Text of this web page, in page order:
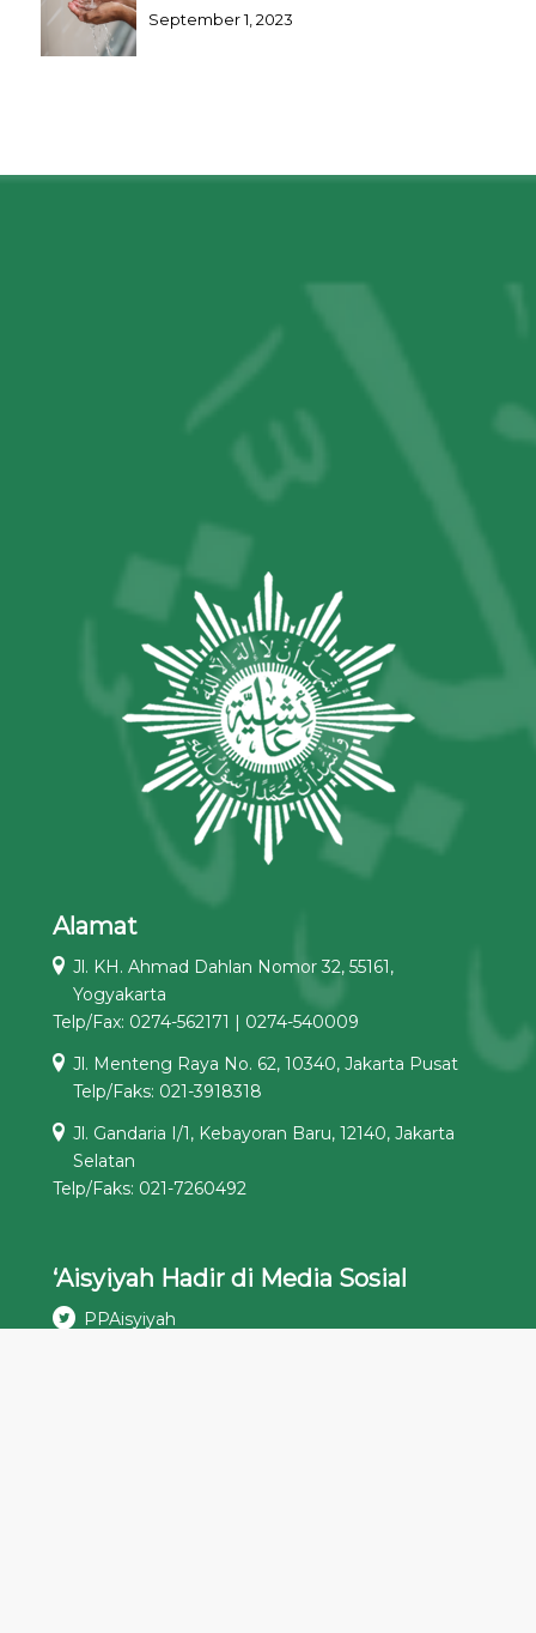
September 1, 2023
Alamat
Jl. KH. Ahmad Dahlan Nomor 32, 55161,
Yogyakarta
Telp/Fax: 0274-562171 | 0274-540009
Jl. Menteng Raya No. 62, 10340, Jakarta Pusat
Telp/Faks: 021-3918318
Jl. Gandaria I/1, Kebayoran Baru, 12140, Jakarta
Selatan
Telp/Faks: 021-7260492
‘Aisyiyah Hadir di Media Sosial
PPAisyiyah